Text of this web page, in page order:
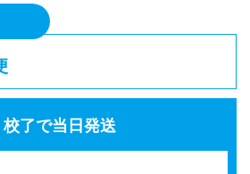
ラミ＋7mmスチレンパネル
了で当日発送